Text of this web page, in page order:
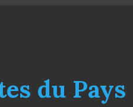
du Pays